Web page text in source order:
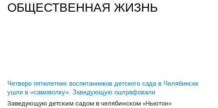
ОБЩЕСТВЕННАЯ ЖИЗНЬ
Четверо пятилетних воспитанников детского сада в Челябинске
ушли в «самоволку». Заведующую оштрафовали
Заведующую детским садом в челябинском «Ньютон»